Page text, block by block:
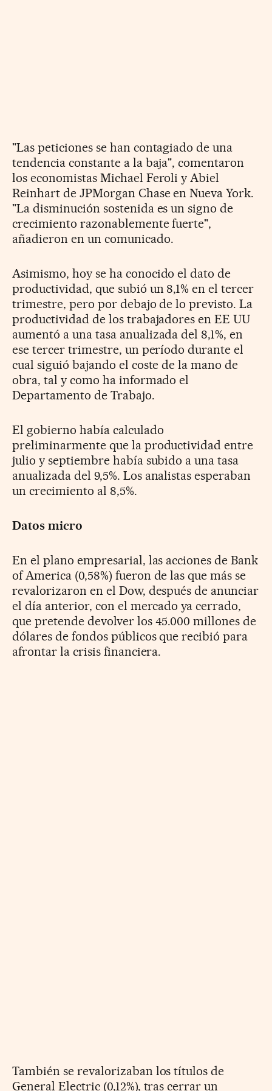
"Las peticiones se han contagiado de una
tendencia constante a la baja", comentaron
los economistas Michael Feroli y Abiel
Reinhart de JPMorgan Chase en Nueva York.
"La disminución sostenida es un signo de
crecimiento razonablemente fuerte",
añadieron en un comunicado.
Asimismo, hoy se ha conocido el dato de
productividad, que subió un 8,1% en el tercer
trimestre, pero por debajo de lo previsto. La
productividad de los trabajadores en EE UU
aumentó a una tasa anualizada del 8,1%, en
ese tercer trimestre, un período durante el
cual siguió bajando el coste de la mano de
obra, tal y como ha informado el
Departamento de Trabajo.
El gobierno había calculado
preliminarmente que la productividad entre
julio y septiembre había subido a una tasa
anualizada del 9,5%. Los analistas esperaban
un crecimiento al 8,5%.
Datos micro
En el plano empresarial, las acciones de Bank
of America (0,58%) fueron de las que más se
revalorizaron en el Dow, después de anunciar
el día anterior, con el mercado ya cerrado,
que pretende devolver los 45.000 millones de
dólares de fondos públicos que recibió para
afrontar la crisis financiera.
También se revalorizaban los títulos de
General Electric (0,12%), tras cerrar un